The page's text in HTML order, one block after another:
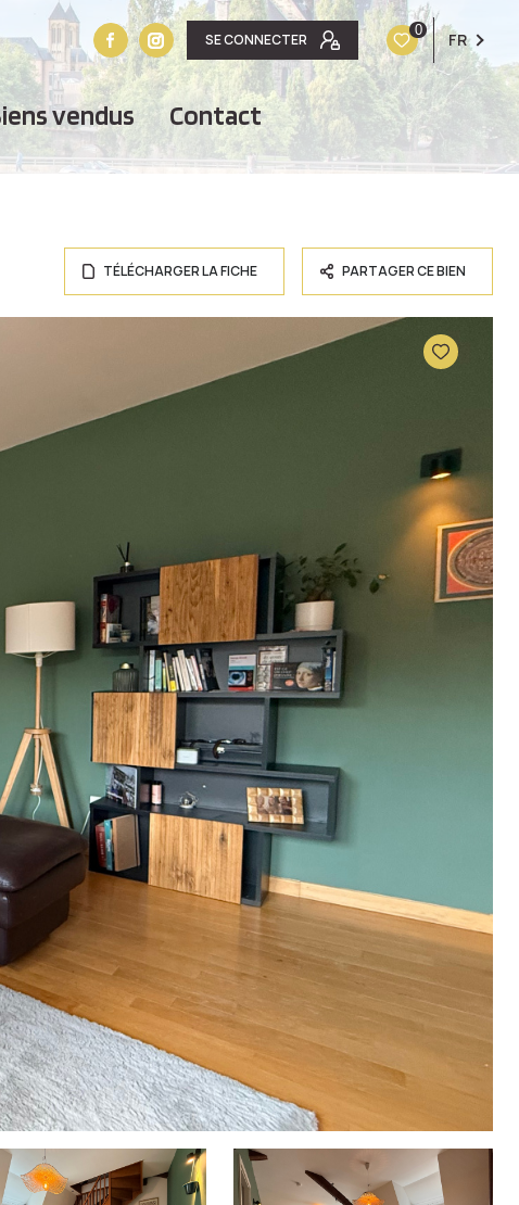
SE CONNECTER
0 FR
biens vendus contact
TÉLÉCHARGER LA FICHE PARTAGER CE BIEN